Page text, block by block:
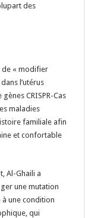
des
de « modifier
l’utérus
CRISPR-Cas
maladies
familiale afin
et confortable
Al-Ghaili a
une mutation
à une condition
qui